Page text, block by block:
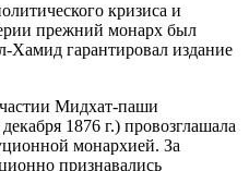
кризиса и
прежний монарх был
гарантировал издание
Мидхат-паши
1876 г.) провозглашала
монархией. За
признавались